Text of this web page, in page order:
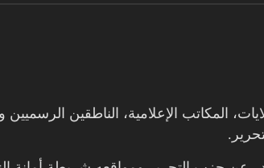
المكاتب الإعلامية، الناطقين